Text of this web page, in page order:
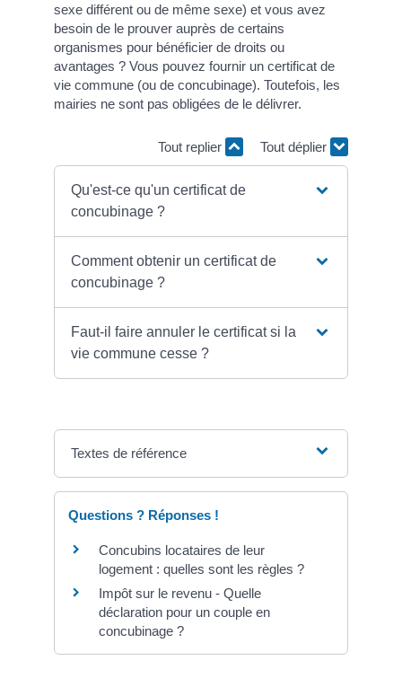
sexe différent ou de même sexe) et vous avez
besoin de le prouver auprès de certains
organismes pour bénéficier de droits ou
avantages ? Vous pouvez fournir un certificat de
vie commune (ou de concubinage). Toutefois, les
mairies ne sont pas obligées de le délivrer.
Tout replier Tout déplier
Qu'est-ce qu'un certificat de
concubinage ?
Comment obtenir un certificat de
concubinage ?
Faut-il faire annuler le certificat si la
vie commune cesse ?
Textes de référence
Questions ? Réponses !
Concubins locataires de leur
logement : quelles sont les règles ?
Impôt sur le revenu - Quelle
déclaration pour un couple en
concubinage ?